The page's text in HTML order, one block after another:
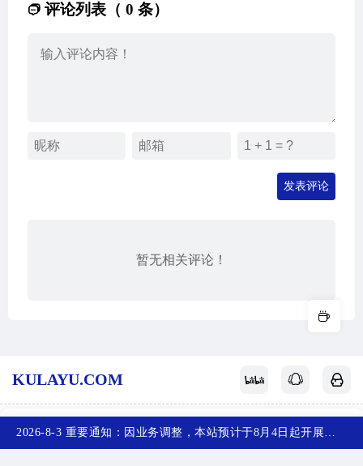
评论列表（ 0 条）
发表评论
暂无相关评论！
首页 产品 排行榜 投稿
KULAYU.COM
酷拉鱼 网站地图 关于我们 赞赏支持 反馈投稿
2026-8-3 重要通知：因业务调整，本站预计于8月4日起开展新备案，届时，网站首页将访问不了，您可以收藏任意一个页面，访问网站！~